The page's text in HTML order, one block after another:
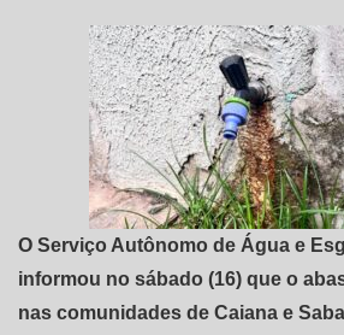
O Serviço Autônomo de Água e
informou no sábado (16) que o
nas comunidades de Caiana e